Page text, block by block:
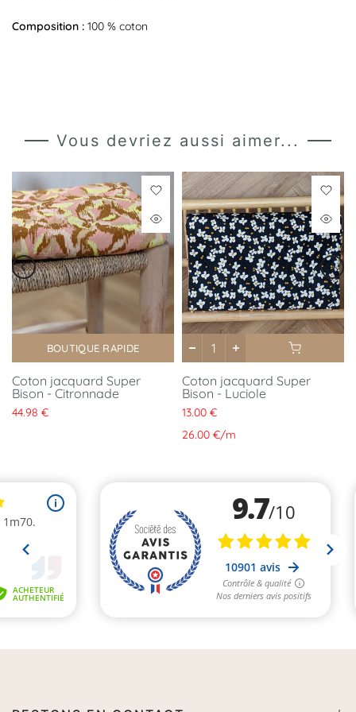
Composition : 100 % coton
Vous devriez aussi aimer...
BOUTIQUE RAPIDE
Coton jacquard Super
Bison - Citronnade
44.98 €
Coton jacquard Super
Bison - Luciole
13.00 €
26.00 €/m